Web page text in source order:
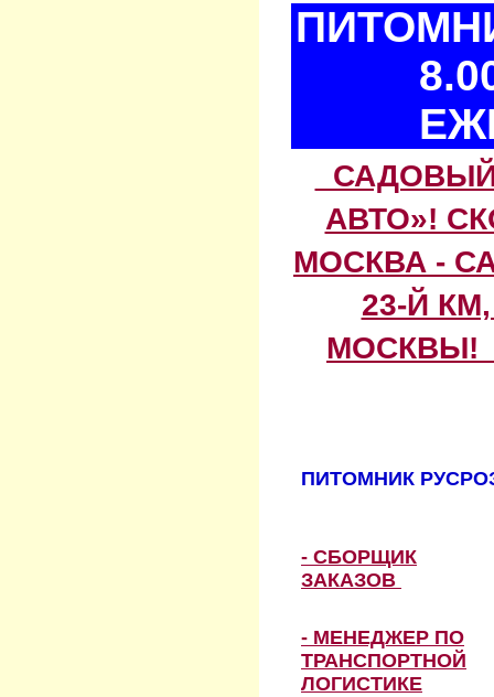
АВТО»!
МОСКВА -
23-Й
МОСКВЫ!
ПИТОМНИК
- СБОРЩИК
ЗАКАЗОВ
- МЕНЕДЖЕР ПО
ТРАНСПОРТНОЙ
ЛОГИСТИКЕ